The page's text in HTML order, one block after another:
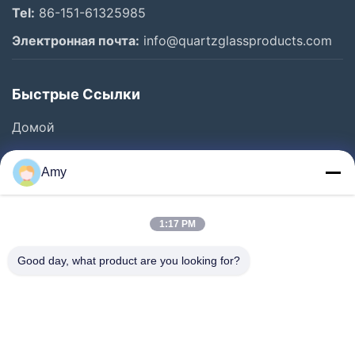
Tel: 86-151-61325985
Электронная почта: info@quartzglassproducts.com
Быстрые Ссылки
Домой
Продукты
Видеозаписи
Контроль Качества
Amy
1:17 PM
Good day, what product are you looking for?